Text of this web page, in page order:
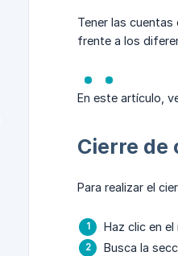
Tener las
frente a los
En este artículo,
Cierre de
Para realizar el
Haz clic en
Busca la